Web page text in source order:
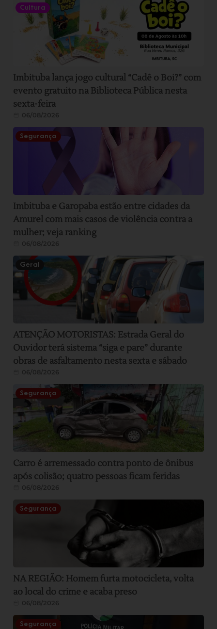
Cultura
Imbituba lança jogo cultural “Cadê o Boi?” com
evento gratuito na Biblioteca Pública nesta
sexta-feira
06/08/2026
Segurança
Imbituba e Garopaba estão entre cidades da
Amurel com mais casos de violência contra a
mulher; veja ranking
06/08/2026
Geral
ATENÇÃO MOTORISTAS: Estrada Geral do
Ouvidor terá sistema “siga e pare” durante
obras de asfaltamento nesta sexta e sábado
06/08/2026
Segurança
Carro é arremessado contra ponto de ônibus
após colisão; quatro pessoas ficam feridas
06/08/2026
Segurança
NA REGIÃO: Homem furta motocicleta, volta
ao local do crime e acaba preso
06/08/2026
Segurança